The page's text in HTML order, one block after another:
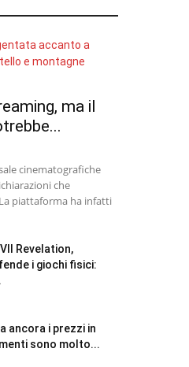
ma il
cinematografiche
che
piattaforma ha infatti
Revelation,
i giochi fisici:
ancora i prezzi in
sono molto...